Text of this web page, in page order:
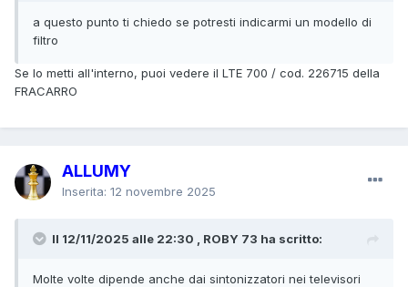
a questo punto ti chiedo se potresti indicarmi un modello di
filtro
Se lo metti all'interno, puoi vedere il LTE 700 / cod. 226715 della
FRACARRO
ALLUMY
Inserita: 12 novembre 2025
Il 12/11/2025 alle 22:30 , ROBY 73 ha scritto:
Molte volte dipende anche dai sintonizzatori nei televisori